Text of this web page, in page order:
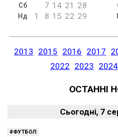
Сб 7 14 21 28
Нд 1 8 15 22 29
2013 2015 2016 2017
2022 2023 2024
ОСТАННІ
Сьогодні, 7
ФУТБОЛ